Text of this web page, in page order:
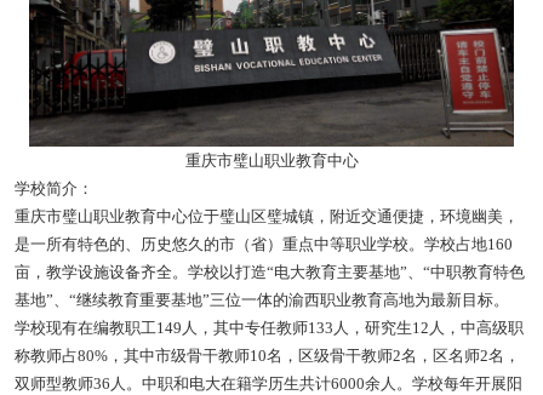
重庆市璧山职业教育中心
学校简介：
重庆市璧山职业教育中心位于璧山区璧城镇，附近交通便捷，环境幽美，
是一所有特色的、历史悠久的市（省）重点中等职业学校。学校占地160
亩，教学设施设备齐全。学校以打造“电大教育主要基地”、“中职教育特色
基地”、“继续教育重要基地”三位一体的渝西职业教育高地为最新目标。
学校现有在编教职工149人，其中专任教师133人，研究生12人，中高级职
称教师占80%，其中市级骨干教师10名，区级骨干教师2名，区名师2名，
双师型教师36人。中职和电大在籍学历生共计6000余人。学校每年开展阳